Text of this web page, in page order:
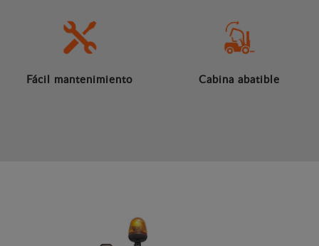
Fácil mantenimiento Cabina abatible